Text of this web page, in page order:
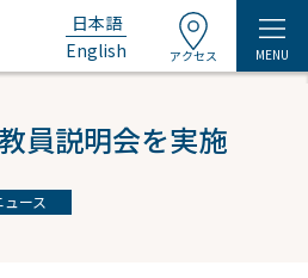
日本語
English
アクセス MENU
員説明会を実施
ュース